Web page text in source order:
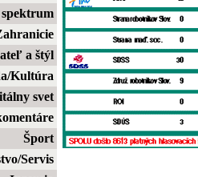
a štýl
Kultúra
svet
Šport
Servis